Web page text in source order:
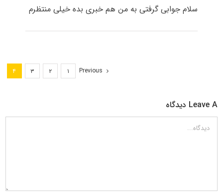
سلام جوابی گرفتی به من هم خبری بده خیلی منتظرم
Previous ۱ ۲ ۳ ۴
Leave A دیدگاه
دیدگاه